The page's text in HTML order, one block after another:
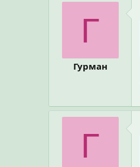
Г
Гурман
Г